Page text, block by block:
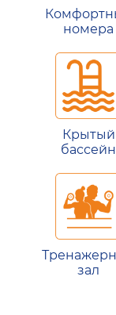
номера
Крытый
бассейн
зал